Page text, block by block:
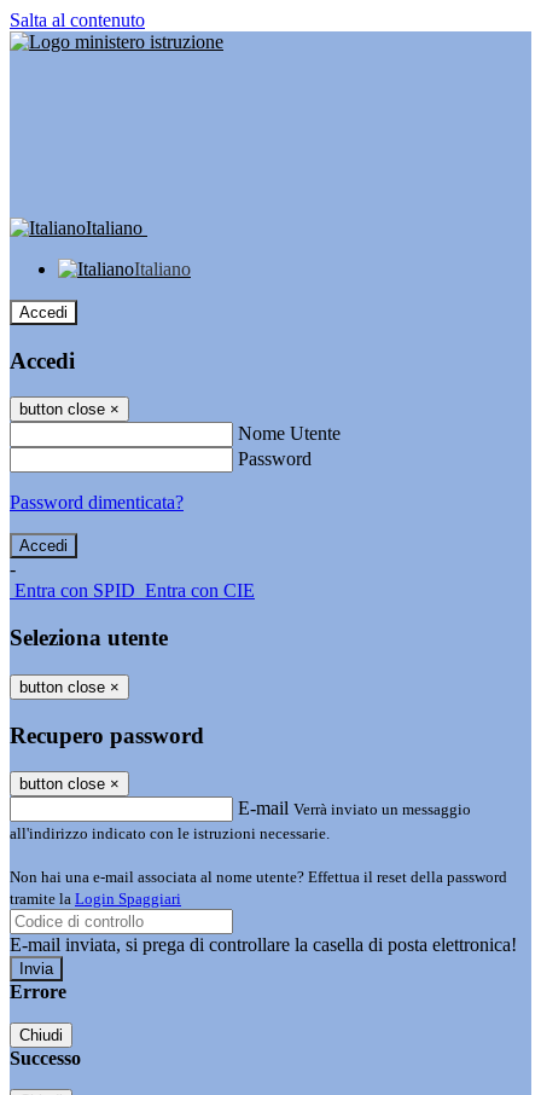
Salta al contenuto
Italiano
Italiano
Accedi
Accedi
button close ×
Nome Utente
Password
Password dimenticata?
-
Entra con SPID Entra con CIE
Seleziona utente
button close ×
Recupero password
button close ×
E-mail Verrà inviato un messaggio
all'indirizzo indicato con le istruzioni necessarie.
Non hai una e-mail associata al nome utente? Effettua il reset della password
tramite la Login Spaggiari
E-mail inviata, si prega di controllare la casella di posta elettronica!
Errore
Chiudi
Successo